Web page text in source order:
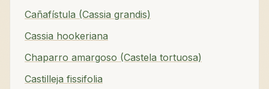
Cañafístula (Cassia grandis)
Cassia hookeriana
Chaparro amargoso (Castela tortuosa)
Castilleja fissifolia